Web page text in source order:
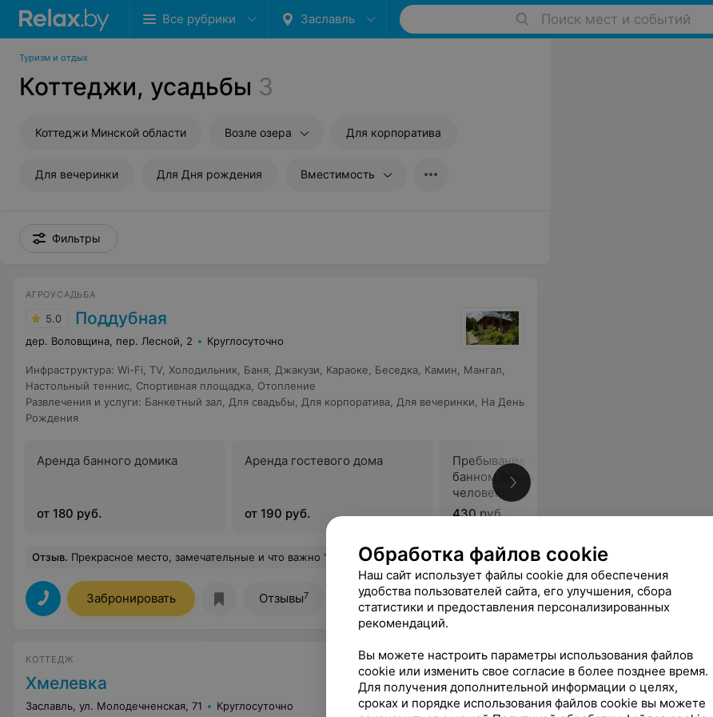
Все рубрики Заславль Поиск мест и событий
Туризм и отдых
Коттеджи, усадьбы 3
Коттеджи Минской области Возле озера Для корпоратива
Для вечеринки Для Дня рождения Вместимость
Фильтры
АГРОУСАДЬБА
5.0 Поддубная
дер. Воловщина, пер. Лесной, 2 Круглосуточно
Инфраструктура: Wi-Fi TV Холодильник Баня Джакузи Караоке Беседка Камин Мангал
Настольный теннис Спортивная площадка Отопление
Развлечения и услуги: Банкетный зал Для свадьбы Для корпоратива Для вечеринки
На День
Рождения
Аренда банного домика
от 180 руб.
Аренда гостевого дома
от 190 руб.
Пребывание без ночевки в
банном домике (до 10
человек)
430 руб.
240 руб.
Отзыв. Прекрасное место, замечательные и что важно "ненавязчивые" хозяева) За это отдельный плюс в карму) Очень красивая территория, с вкусными грушами и удобными лежаками. Купель с джакузи вне всяких похвал - в ней расслабляешься и забываешь обо всех трудностях. Буду возвращаться сюда при каждой удобной возможности. Демократичная цена за прекрасное обслуживание радует ещё больше. Эта усадьба - одно из лучших мест где я была. Рекомендую) Еще
Забронировать Отзывы7
КОТТЕДЖ
Хмелевка
Заславль, ул. Молодечненская, 71 Круглосуточно
Обработка файлов cookie
Наш сайт использует файлы cookie для обеспечения
удобства пользователей сайта, его улучшения, сбора
статистики и предоставления персонализированных
рекомендаций.
Вы можете настроить параметры использования файлов
cookie или изменить свое согласие в более позднее время.
Для получения дополнительной информации о целях,
сроках и порядке использования файлов cookie вы можете